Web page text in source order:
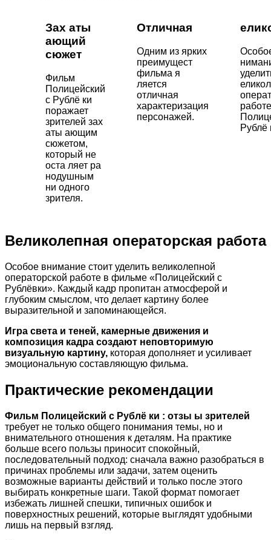
Зах аты
ающий
сюжет
Фильм
Полицейский
с Рублё ки
поражает
зрителей зах
аты ающим
сюжетом,
который не
оста ляет ра
нодушным
ни одного
зрителя.
Отличная
Одним из ярких
преимущест
фильма я
ляется
отличная
характеризация
персонажей.
Рублё
Великолепная операторская работа
Особое внимание стоит уделить великолепной
операторской работе в фильме «Полицейский с
Рублёвки». Каждый кадр пропитан атмосферой и
глубоким смыслом, что делает картину более
выразительной и запоминающейся.
Игра света и теней, камерные движения и
композиция кадра создают неповторимую
визуальную картину, которая дополняет и усиливает
эмоциональную составляющую фильма.
Практические рекомендации
Фильм Полицейский с Рублё ки : отзы ы зрителей
требует не только общего понимания темы, но и
внимательного отношения к деталям. На практике
больше всего пользы приносит спокойный,
последовательный подход: сначала важно разобраться в
причинах проблемы или задачи, затем оценить
возможные варианты действий и только после этого
выбирать конкретные шаги. Такой формат помогает
избежать лишней спешки, типичных ошибок и
поверхностных решений, которые выглядят удобными
лишь на первый взгляд.